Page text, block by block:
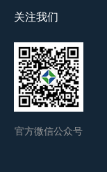
关注我们
官方微信公众号